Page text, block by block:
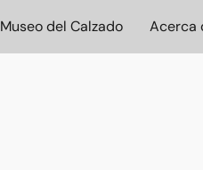
Museo del Calzado Acerca